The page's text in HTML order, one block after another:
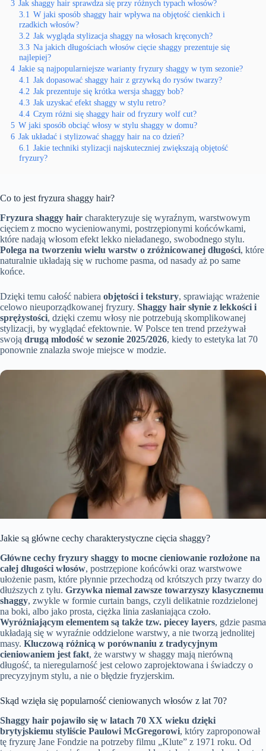
3 Jak shaggy hair sprawdza się przy różnych typach włosów?
3.1 W jaki sposób shaggy hair wpływa na objętość cienkich i
rzadkich włosów?
3.2 Jak wygląda stylizacja shaggy na włosach kręconych?
3.3 Na jakich długościach włosów cięcie shaggy prezentuje się
najlepiej?
4 Jakie są najpopularniejsze warianty fryzury shaggy w tym sezonie?
4.1 Jak dopasować shaggy hair z grzywką do rysów twarzy?
4.2 Jak prezentuje się krótka wersja shaggy bob?
4.3 Jak uzyskać efekt shaggy w stylu retro?
4.4 Czym różni się shaggy hair od fryzury wolf cut?
5 W jaki sposób obciąć włosy w stylu shaggy w domu?
6 Jak układać i stylizować shaggy hair na co dzień?
6.1 Jakie techniki stylizacji najskuteczniej zwiększają objętość
fryzury?
Co to jest fryzura shaggy hair?
Fryzura shaggy hair charakteryzuje się wyraźnym, warstwowym
cięciem z mocno wycieniowanymi, postrzępionymi końcówkami,
które nadają włosom efekt lekko nieładanego, swobodnego stylu.
Polega na tworzeniu wielu warstw o zróżnicowanej długości, które
naturalnie układają się w ruchome pasma, od nasady aż po same
końce.
Dzięki temu całość nabiera objętości i tekstury, sprawiając wrażenie
celowo nieuporządkowanej fryzury. Shaggy hair słynie z lekkości i
sprężystości, dzięki czemu włosy nie potrzebują skomplikowanej
stylizacji, by wyglądać efektownie. W Polsce ten trend przeżywał
swoją drugą młodość w sezonie 2025/2026, kiedy to estetyka lat 70
ponownie znalazła swoje miejsce w modzie.
Jakie są główne cechy charakterystyczne cięcia shaggy?
Główne cechy fryzury shaggy to mocne cieniowanie rozłożone na
całej długości włosów, postrzępione końcówki oraz warstwowe
ułożenie pasm, które płynnie przechodzą od krótszych przy twarzy do
dłuższych z tyłu. Grzywka niemal zawsze towarzyszy klasycznemu
shaggy, zwykle w formie curtain bangs, czyli delikatnie rozdzielonej
na boki, albo jako prosta, ciężka linia zasłaniająca czoło.
Wyróżniającym elementem są także tzw. piecey layers, gdzie pasma
układają się w wyraźnie oddzielone warstwy, a nie tworzą jednolitej
masy. Kluczową różnicą w porównaniu z tradycyjnym
cieniowaniem jest fakt, że warstwy w shaggy mają nierówną
długość, ta nieregularność jest celowo zaprojektowana i świadczy o
precyzyjnym stylu, a nie o błędzie fryzjerskim.
Skąd wzięła się popularność cieniowanych włosów z lat 70?
Shaggy hair pojawiło się w latach 70 XX wieku dzięki
brytyjskiemu styliście Paulowi McGregorowi, który zaproponował
tę fryzurę Jane Fondzie na potrzeby filmu „Klute” z 1971 roku. Od